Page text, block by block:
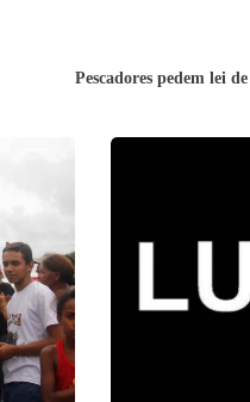
Pescadores pedem lei